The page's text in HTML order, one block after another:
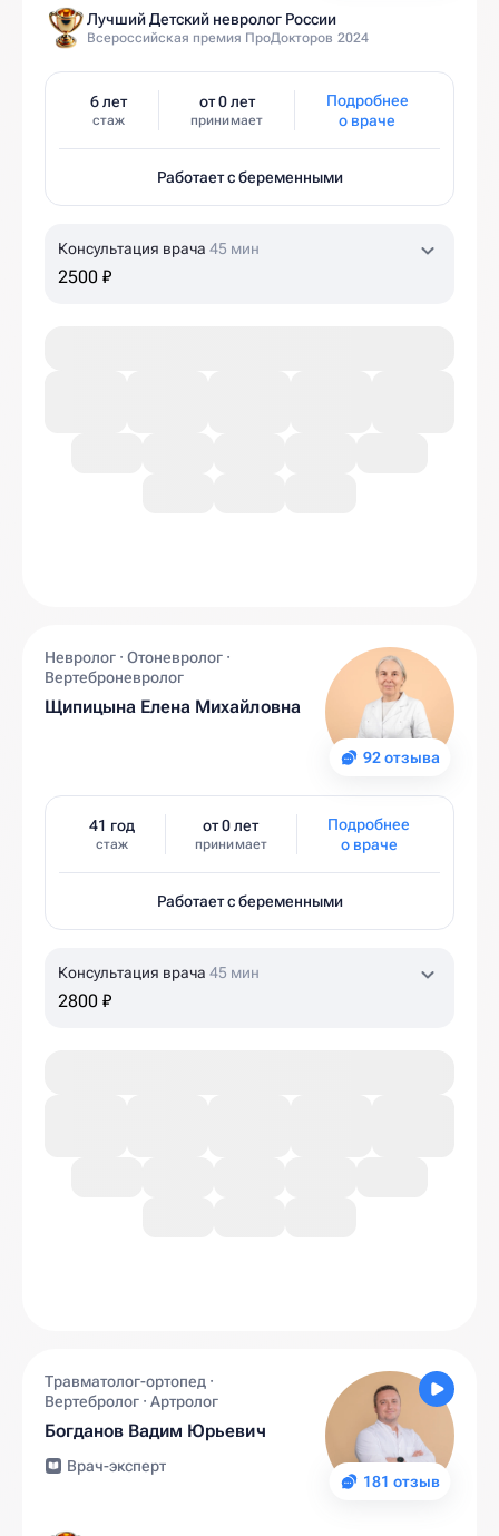
Лучший Детский невролог России
Всероссийская премия ПроДокторов 2024
6 лет
стаж
от 0 лет
принимает
Подробнее
о враче
Работает с беременными
Консультация врача 45 мин
2500 ₽
92 отзыва
Невролог · Отоневролог ·
Вертеброневролог
Щипицына Елена Михайловна
41 год
стаж
от 0 лет
принимает
Подробнее
о враче
Работает с беременными
Консультация врача 45 мин
2800 ₽
181 отзыв
Травматолог-ортопед ·
Вертебролог · Артролог
Богданов Вадим Юрьевич
Врач-эксперт